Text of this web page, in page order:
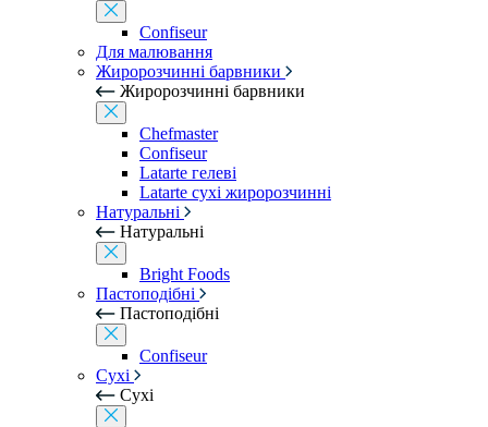
Confiseur
Для малювання
Жиророзчинні барвники
Жиророзчинні барвники
Chefmaster
Confiseur
Latarte гелеві
Latarte сухі жиророзчинні
Натуральні
Натуральні
Bright Foods
Пастоподібні
Пастоподібні
Confiseur
Сухі
Сухі